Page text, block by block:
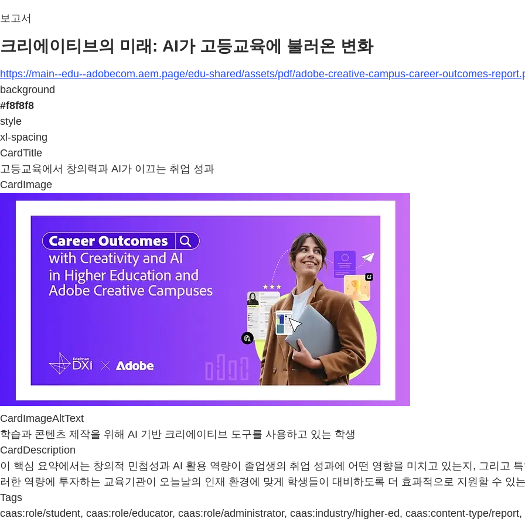
보고서
크리에이티브의 미래: AI가 고등교육에 불러온 변화
https://main--edu--adobecom.aem.page/edu-shared/assets/pdf/adobe-creative-campus-career-outcomes-
background
#f8f8f8
style
xl-spacing
CardTitle
고등교육에서 창의력과 AI가 이끄는 취업 성과
CardImage
CardImageAltText
학습과 콘텐츠 제작을 위해 AI 기반 크리에이티브 도구를 사용하고 있는 학생
CardDescription
이 핵심 요약에서는 창의적 민첩성과 AI 활용 역량이 졸업생의 취업 성과에 어떤 영향을 미치고 있는지, 그리고
러한 역량에 투자하는 교육기관이 오늘날의 인재 환경에 맞게 학생들이 대비하도록 더 효과적으로 지원할 수 있
Tags
caas:role/student, caas:role/educator, caas:role/administrator, caas:industry/higher-ed, caas:content-type/